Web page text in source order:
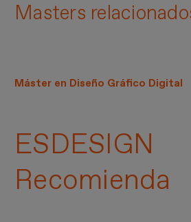
Masters
Máster en Diseño Gráfico Digital
ESDESIGN
Recomienda